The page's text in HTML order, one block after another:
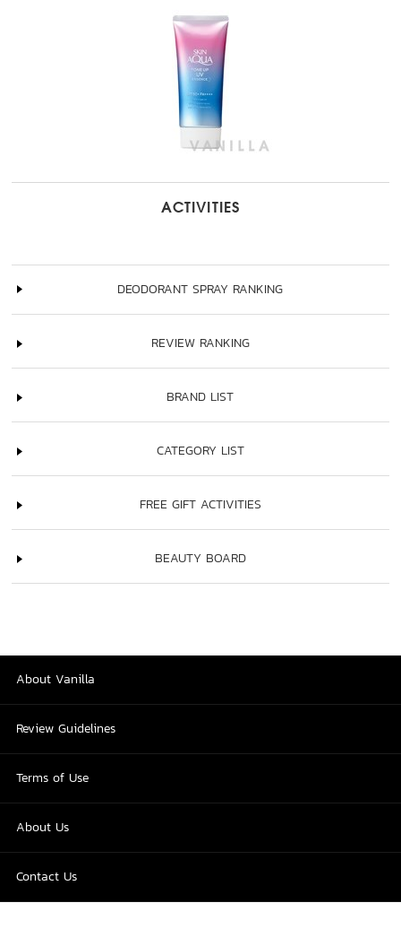
ACTIVITIES
DEODORANT SPRAY RANKING
REVIEW RANKING
BRAND LIST
CATEGORY LIST
FREE GIFT ACTIVITIES
BEAUTY BOARD
About Vanilla
Review Guidelines
Terms of Use
About Us
Contact Us